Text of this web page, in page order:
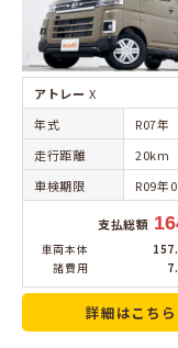
アトレー X
年式
R07年
走行距離
20km
車検期限
R09年
支払総額
車両本体
諸費用
詳細はこちら